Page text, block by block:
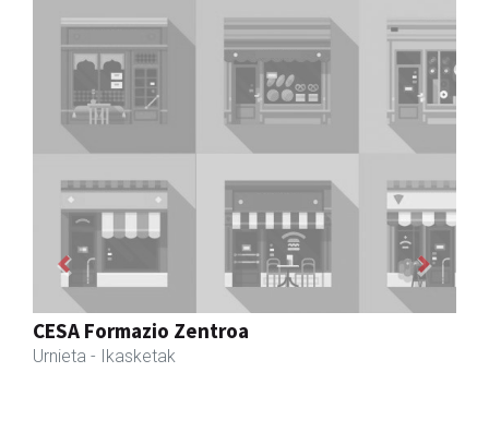
Egape Ikastola
Urnieta - Hezkuntza
Previous Next